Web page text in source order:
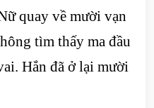
quay về mười vạn
tìm thấy ma đầu
Hắn đã ở lại mười